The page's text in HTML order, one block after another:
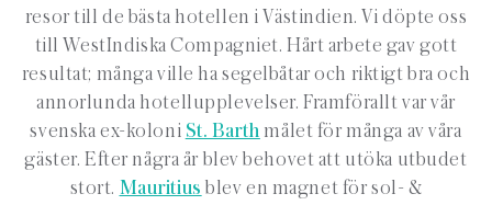
resor till de bästa hotellen i Västindien. Vi döpte oss
till WestIndiska Compagniet. Hårt arbete gav gott
resultat; många ville ha segelbåtar och riktigt bra och
annorlunda hotellupplevelser. Framförallt var vår
svenska ex-koloni St. Barth målet för många av våra
gäster. Efter några år blev behovet att utöka utbudet
stort. Mauritius blev en magnet för sol- &